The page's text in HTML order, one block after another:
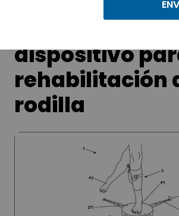
Patentan un
dispositivo
rehabilitación
rodilla